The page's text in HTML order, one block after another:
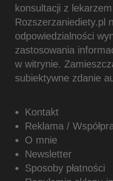
konsultacji z
Rozszerzaniediety.pl
odpowiedzialności
zastosowania
w witrynie.
subiektywne zdanie
Kontakt
Reklama /
O mnie
Newsletter
Sposoby płatności